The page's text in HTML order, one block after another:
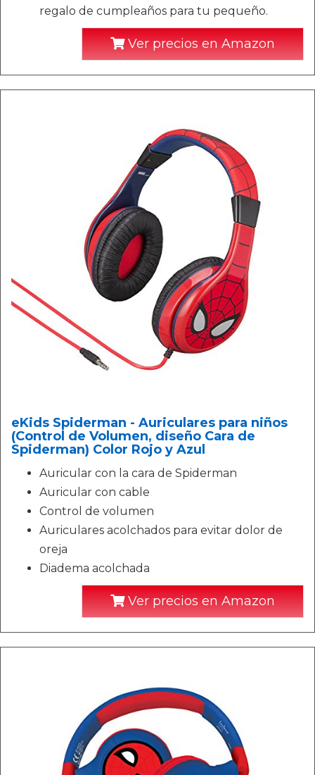
regalo de cumpleaños para tu pequeño.
Ver precios en Amazon
eKids Spiderman - Auriculares para niños
(Control de Volumen, diseño Cara de
Spiderman) Color Rojo y Azul
Auricular con la cara de Spiderman
Auricular con cable
Control de volumen
Auriculares acolchados para evitar dolor de
oreja
Diadema acolchada
Ver precios en Amazon